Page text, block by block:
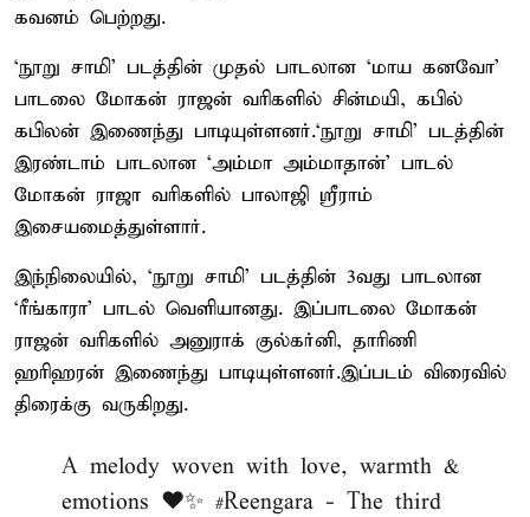
கவனம் பெற்றது.
‘நூறு சாமி’ படத்தின் முதல் பாடலான ‘மாய கனவோ’
பாடலை மோகன் ராஜன் வரிகளில் சின்மயி, கபில்
கபிலன் இணைந்து பாடியுள்ளனர்.‘நூறு சாமி’ படத்தின்
இரண்டாம் பாடலான ‘அம்மா அம்மாதான்’ பாடல்
மோகன் ராஜா வரிகளில் பாலாஜி ஸ்ரீராம்
இசையமைத்துள்ளார்.
இந்நிலையில், ‘நூறு சாமி’ படத்தின் 3வது பாடலான
‘ரீங்காரா’ பாடல் வெளியானது. இப்பாடலை மோகன்
ராஜன் வரிகளில் அனுராக் குல்கர்னி, தாரிணி
ஹரிஹரன் இணைந்து பாடியுள்ளனர்.இப்படம் விரைவில்
திரைக்கு வருகிறது.
A melody woven with love, warmth &
emotions ❤️✨ #Reengara - The third